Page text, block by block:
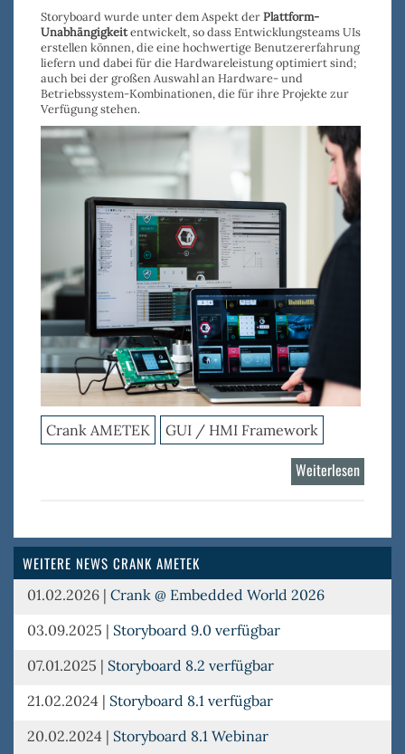
Storyboard wurde unter dem Aspekt derPlattform-
Unabhängigkeitentwickelt, so dass Entwicklungsteams UIs
erstellen können, die eine hochwertige Benutzererfahrung
liefern und dabei für die Hardwareleistung optimiert sind;
auch bei der großen Auswahl an Hardware- und
Betriebssystem-Kombinationen, die für ihre Projekte zur
Verfügung stehen.
Crank AMETEK GUI / HMI Framework
Weiterlesen
WEITERE NEWS CRANK AMETEK
01.02.2026 | Crank @ Embedded World 2026
03.09.2025 | Storyboard 9.0 verfügbar
07.01.2025 | Storyboard 8.2 verfügbar
21.02.2024 | Storyboard 8.1 verfügbar
20.02.2024 | Storyboard 8.1 Webinar